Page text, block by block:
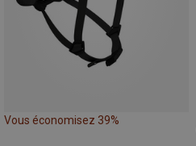
Vous économisez 39%